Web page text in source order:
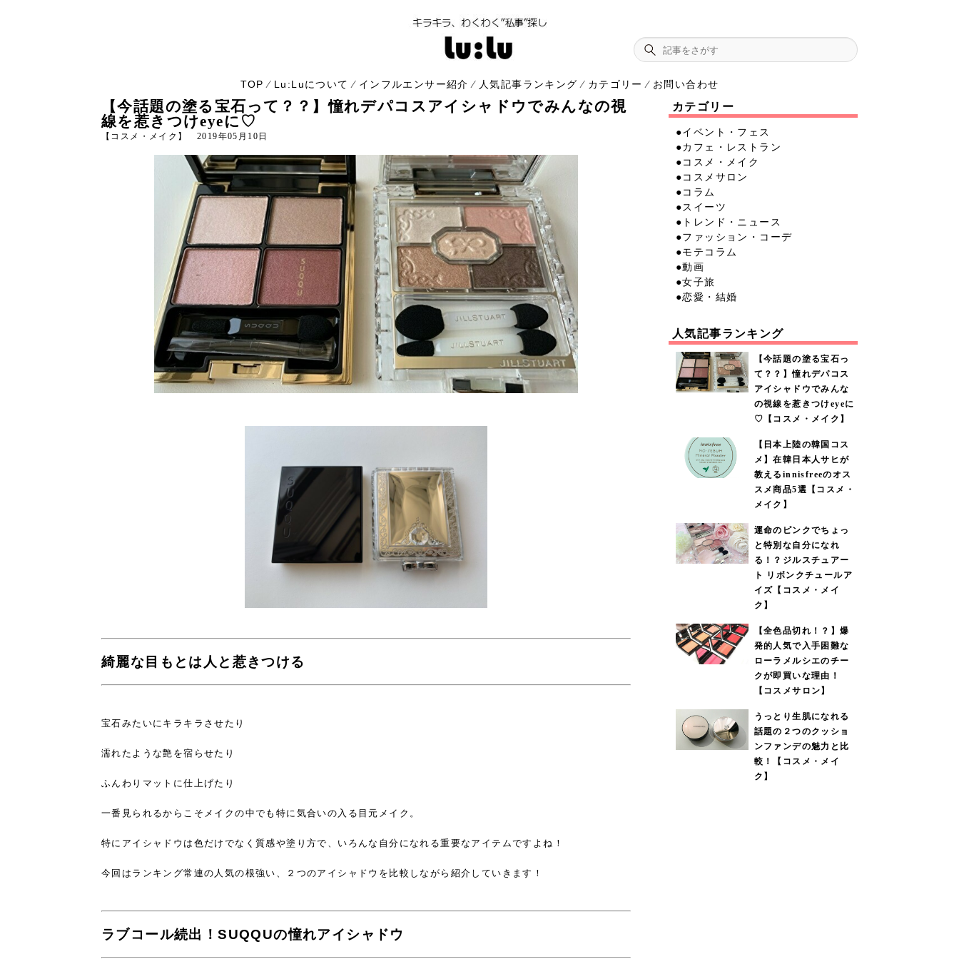
TOP ⁄ Lu:Luについて ⁄ インフルエンサー紹介 ⁄ 人気記事ランキング ⁄ カテゴリー ⁄ お問い合わせ
【今話題の塗る宝石って？？】憧れデパコスアイシャドウでみんなの視
線を惹きつけeyeに♡
【コスメ・メイク】 2019年05月10日
綺麗な目もとは人と惹きつける
宝石みたいにキラキラさせたり
濡れたような艶を宿らせたり
ふんわりマットに仕上げたり
一番見られるからこそメイクの中でも特に気合いの入る目元メイク。
特にアイシャドウは色だけでなく質感や塗り方で、 いろんな自分になれる重要なアイテムですよね！
今回はランキング常連の人気の根強い、 ２つのアイシャドウを比較しながら紹介していきます！
ラブコール続出！SUQQUの憧れアイシャドウ
カテゴリー
●イベント・フェス
●カフェ・レストラン
●コスメ・メイク
●コスメサロン
●コラム
●スイーツ
●トレンド・ニュース
●ファッション・コーデ
●モテコラム
●動画
●女子旅
●恋愛・結婚
人気記事ランキング
【今話題の塗る宝石っ
て？？】憧れデパコス
アイシャドウでみんな
の視線を惹きつけeyeに
♡【コスメ・メイク】
【日本上陸の韓国コス
メ】在韓日本人サヒが
教えるinnisfreeのオス
スメ商品5選【コスメ・
メイク】
運命のピンクでちょっ
と特別な自分になれ
る！？ジルスチュアー
ト リボンクチュールア
イズ【コスメ・メイ
ク】
【全色品切れ！？】爆
発的人気で入手困難な
ローラメルシエのチー
クが即買いな理由！
【コスメサロン】
うっとり生肌になれる
話題の２つのクッショ
ンファンデの魅力と比
較！【コスメ・メイ
ク】